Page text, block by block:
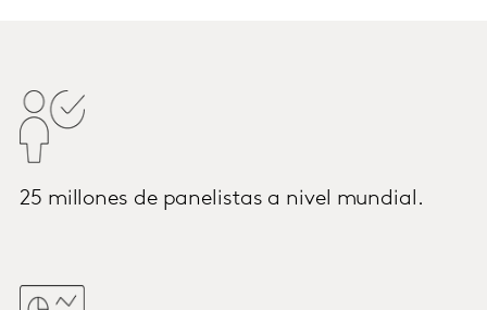
25 millones de panelistas a nivel mundial.